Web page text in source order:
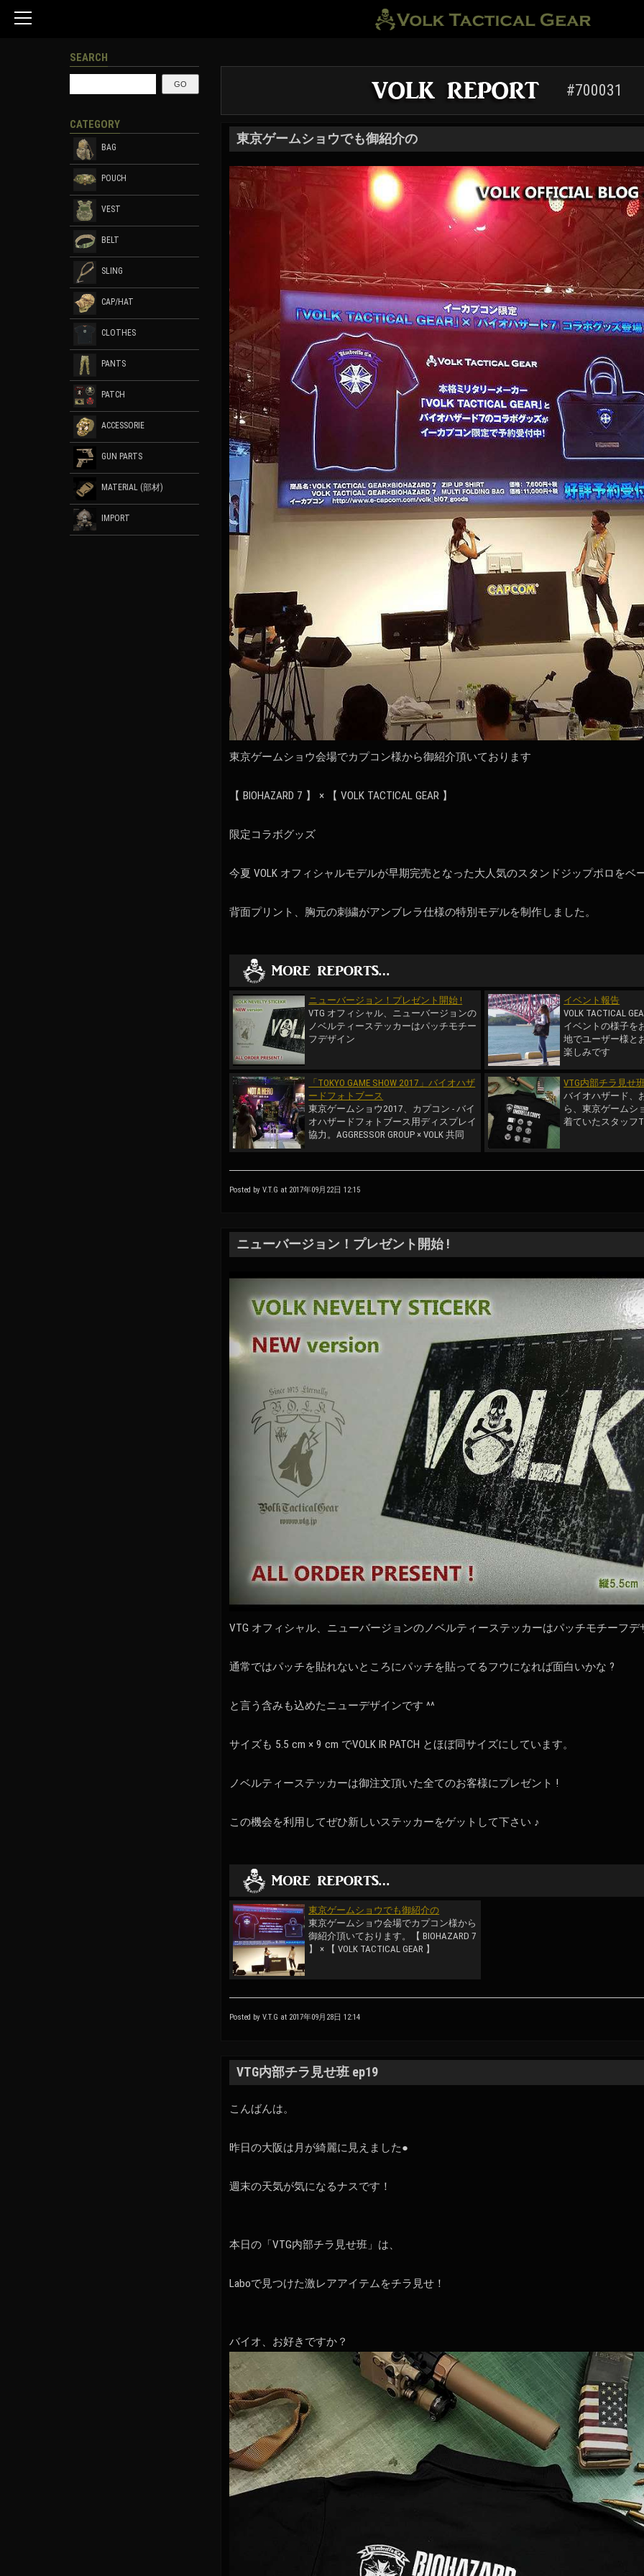
#700031
東京ゲームショウでも御紹介の
東京ゲームショウ会場でカプコン様から御紹介頂いております
【 BIOHAZARD 7 】 × 【 VOLK TACTICAL GEAR 】
限定コラボグッズ
今夏 VOLK オフィシャルモデルが早期完売となった大人気のスタンドジップポロをベ
背面プリント、胸元の刺繍がアンブレラ仕様の特別モデルを制作しました。
ニューバージョン！プレゼント開始 !
VTG オフィシャル、ニューバージョンの
ノベルティーステッカーはパッチモチー
フデザイン
イベント報告
VOLK TACTICAL
イベントの様子を
地でユーザー様と
楽しみです
「TOKYO GAME SHOW 2017」バイオハザ
ードフォトブース
東京ゲームショウ2017、カプコン - バイ
オハザードフォトブース用ディスプレイ
協力。AGGRESSOR GROUP × VOLK 共同
VTG内部チラ見せ
バイオハザード、
ら、東京ゲームシ
着ていたスタッフ
Posted by V.T.G at 2017年09月22日 12:15
ニューバージョン！プレゼント開始 !
VTG オフィシャル、ニューバージョンのノベルティーステッカーはパッチモチーフデ
通常ではパッチを貼れないところにパッチを貼ってるフウになれば面白いかな ?
と言う含みも込めたニューデザインです ^^
サイズも 5.5 cm × 9 cm でVOLK IR PATCH とほぼ同サイズにしています。
ノベルティーステッカーは御注文頂いた全てのお客様にプレゼント !
この機会を利用してぜひ新しいステッカーをゲットして下さい ♪
東京ゲームショウでも御紹介の
東京ゲームショウ会場でカプコン様から
御紹介頂いております。【 BIOHAZARD 7
】 × 【 VOLK TACTICAL GEAR 】
Posted by V.T.G at 2017年09月28日 12:14
VTG内部チラ見せ班 ep19
こんばんは。
昨日の大阪は月が綺麗に見えました●
週末の天気が気になるナスです！
本日の「VTG内部チラ見せ班」は、
Laboで見つけた激レアアイテムをチラ見せ！
バイオ、お好きですか？
SEARCH
CATEGORY
BAG
POUCH
VEST
BELT
SLING
CAP/HAT
CLOTHES
PANTS
PATCH
ACCESSORIE
GUN PARTS
MATERIAL (部材)
IMPORT